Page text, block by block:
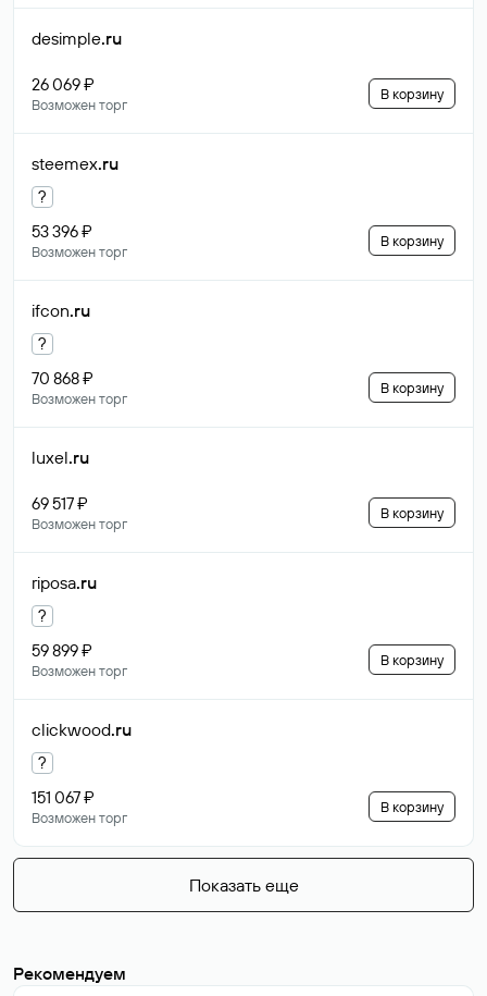
desimple.ru
26 069 ₽
Возможен торг
В корзину
steemex.ru
?
53 396 ₽
Возможен торг
В корзину
ifcon.ru
?
70 868 ₽
Возможен торг
В корзину
luxel.ru
69 517 ₽
Возможен торг
В корзину
riposa.ru
?
59 899 ₽
Возможен торг
В корзину
clickwood.ru
?
151 067 ₽
Возможен торг
В корзину
Показать еще
Рекомендуем